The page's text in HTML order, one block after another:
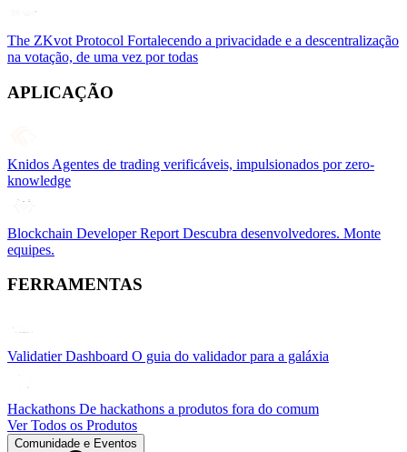
The ZKvot Protocol Fortalecendo a privacidade e a descentralização
na votação, de uma vez por todas
APLICAÇÃO
Knidos Agentes de trading verificáveis, impulsionados por zero-
knowledge
Blockchain Developer Report Descubra desenvolvedores. Monte
equipes.
FERRAMENTAS
Validatier Dashboard O guia do validador para a galáxia
Hackathons De hackathons a produtos fora do comum
Ver Todos os Produtos
Comunidade e Eventos